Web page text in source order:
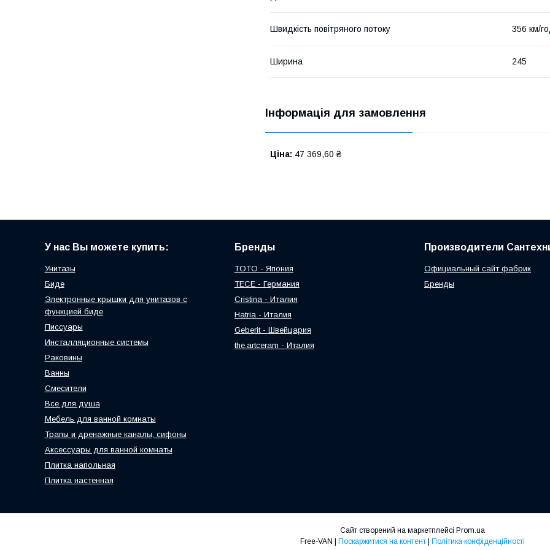
Швидкість повітряного потоку 356 км/
Ширина 245
Інформація для замовлення
Ціна: 47 369,60 ₴
У нас Вы можете купить:
Унитазы
Биде
Электронные крышки для унитазов с
функцией биде
Писсуары
Инсталляционные системы
Раковины
Ванны
Смесители
Все для душа
Мебель для ванной комнаты
Трапы и дренажные каналы, сифоны
Аксессуары для ванной комнаты
Плитка напольная
Плитка настенная
Бренды
TOTO - Япония
TECE - Германия
Cristina - Италия
Hatria - Италия
Geberit - Швейцария
the.artceram - Италия
Производители
Официальный сайт фабрик
Бренды
Сайт створений на маркетплейсі Prom.ua
Free-VAN | Поскаржитися на контент | Політика конфіденційності